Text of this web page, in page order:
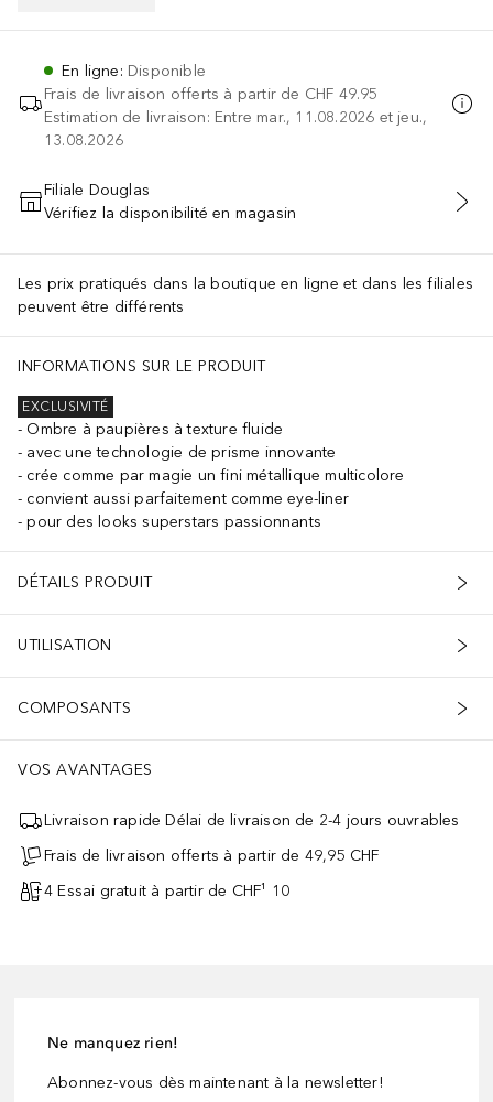
En ligne: Disponible
Frais de livraison offerts à partir de CHF 49.95
Estimation de livraison: Entre mar., 11.08.2026 et jeu.,
13.08.2026
AJOUTER AU PANIER
Filiale Douglas
Vérifiez la disponibilité en magasin
Les prix pratiqués dans la boutique en ligne et dans les filiales
peuvent être différents
INFORMATIONS SUR LE PRODUIT
EXCLUSIVITÉ
Ombre à paupières à texture fluide
avec une technologie de prisme innovante
crée comme par magie un fini métallique multicolore
convient aussi parfaitement comme eye-liner
pour des looks superstars passionnants
DÉTAILS PRODUIT
UTILISATION
COMPOSANTS
VOS AVANTAGES
Livraison rapide Délai de livraison de 2-4 jours ouvrables
Frais de livraison offerts à partir de 49,95 CHF
4 Essai gratuit à partir de CHF¹ 10
Ne manquez rien!
Abonnez-vous dès maintenant à la newsletter!